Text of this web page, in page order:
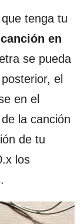
tenga tu
en
se pueda
el
en el
la canción
de tu
los